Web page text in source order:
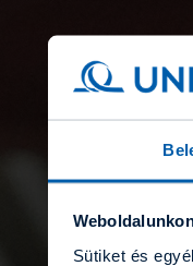
Sütiket és